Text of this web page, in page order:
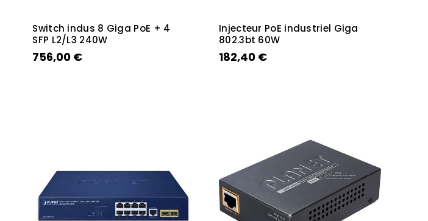
Switch indus 8 Giga PoE + 4
SFP L2/L3 240W
756,00 €
Injecteur PoE industriel Giga
802.3bt 60W
182,40 €